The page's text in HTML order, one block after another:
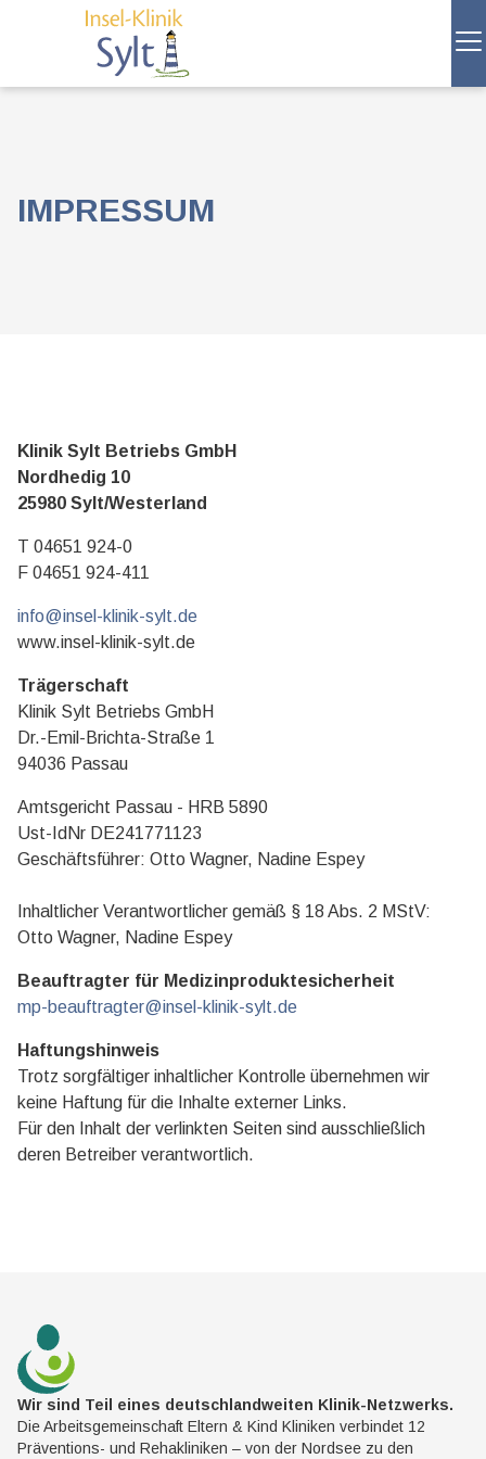
IMPRESSUM
Klinik Sylt Betriebs GmbH
Nordhedig 10
25980 Sylt/Westerland
T 04651 924-0
F 04651 924-411
info@insel-klinik-sylt.de
www.insel-klinik-sylt.de
Trägerschaft
Klinik Sylt Betriebs GmbH
Dr.-Emil-Brichta-Straße 1
94036 Passau
Amtsgericht Passau - HRB 5890
Ust-IdNr DE241771123
Geschäftsführer: Otto Wagner, Nadine Espey
Inhaltlicher Verantwortlicher gemäß § 18 Abs. 2 MStV:
Otto Wagner, Nadine Espey
Beauftragter für Medizinproduktesicherheit
mp-beauftragter@insel-klinik-sylt.de
Haftungshinweis
Trotz sorgfältiger inhaltlicher Kontrolle übernehmen wir
keine Haftung für die Inhalte externer Links.
Für den Inhalt der verlinkten Seiten sind ausschließlich
deren Betreiber verantwortlich.
Wir sind Teil eines deutschlandweiten Klinik-Netzwerks.
Die Arbeitsgemeinschaft Eltern & Kind Kliniken verbindet 12
Präventions- und Rehakliniken – von der Nordsee zu den